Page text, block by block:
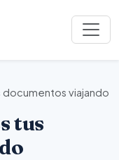
documentos viajando
tus